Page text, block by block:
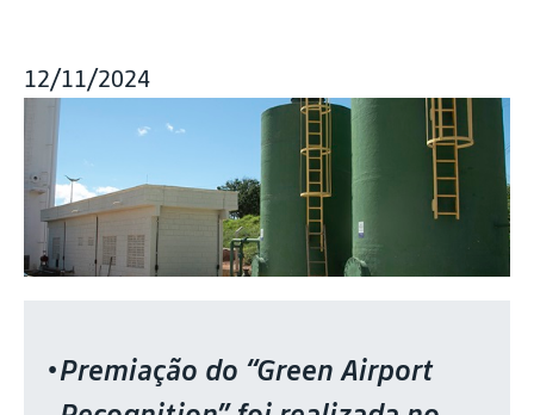
12/11/2024
Premiação do “Green Airport